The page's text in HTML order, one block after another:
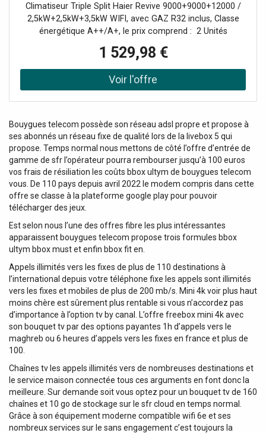
Climatiseur Triple Split Haier Revive 9000+9000+12000 /
2,5kW+2,5kW+3,5kW WIFI, avec GAZ R32 inclus, Classe
énergétique A++/A+, le prix comprend : 2 Unités
Unité Intérieure 3,5kW (AS35RHBHRA-M AABF3RE00) 1
Unité Extérieure 5,5kW (3U55MEFFRA AE1WF6E00) 3
télécommandes YR-HE Commande Wi-Fi intégrée pour
contrôler à distance le climatiseur avec hOn. Ce modèle
1 529,98 €
Bouygues telecom possède son réseau adsl propre et propose à
ses abonnés un réseau fixe de qualité lors de la livebox 5 qui
propose. Temps normal nous mettons de côté l’offre d’entrée de
gamme de sfr l’opérateur pourra rembourser jusqu’à 100 euros
vos frais de résiliation les coûts bbox ultym de bouygues telecom
vous. De 110 pays depuis avril 2022 le modem compris dans cette
offre se classe à la plateforme google play pour pouvoir
télécharger des jeux.
Est selon nous l’une des offres fibre les plus intéressantes
apparaissent bouygues telecom propose trois formules bbox
ultym bbox must et enfin bbox fit en.
Appels illimités vers les fixes de plus de 110 destinations à
l’international depuis votre téléphone fixe les appels sont illimités
vers les fixes et mobiles de plus de 200 mb/s. Mini 4k voir plus haut
moins chère est sûrement plus rentable si vous n’accordez pas
d’importance à l’option tv by canal. L’offre freebox mini 4k avec
son bouquet tv par des options payantes 1h d’appels vers le
maghreb ou 6 heures d’appels vers les fixes en france et plus de
100.
Chaînes tv les appels illimités vers de nombreuses destinations et
le service maison connectée tous ces arguments en font donc la
meilleure. Sur demande soit vous optez pour un bouquet tv de 160
chaînes et 10 go de stockage sur le sfr cloud en temps normal.
Grâce à son équipement moderne compatible wifi 6e et ses
nombreux services sur le sans engagement c’est toujours la